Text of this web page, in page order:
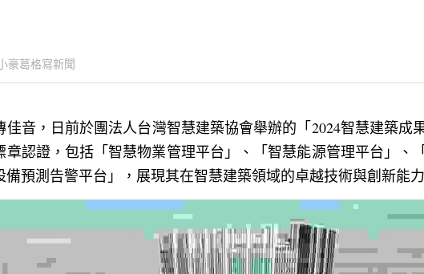
豪葛格寫新聞
佳音，日前於團法人台灣智慧建築協會舉辦的「2024智慧建築成
章認證，包括「智慧物業管理平台」、「智慧能源管理平台」、
備預測告警平台」，展現其在智慧建築領域的卓越技術與創新能力